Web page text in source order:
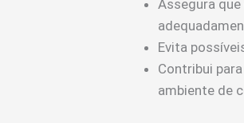
Assegura
Evita
Contribui
ambiente de